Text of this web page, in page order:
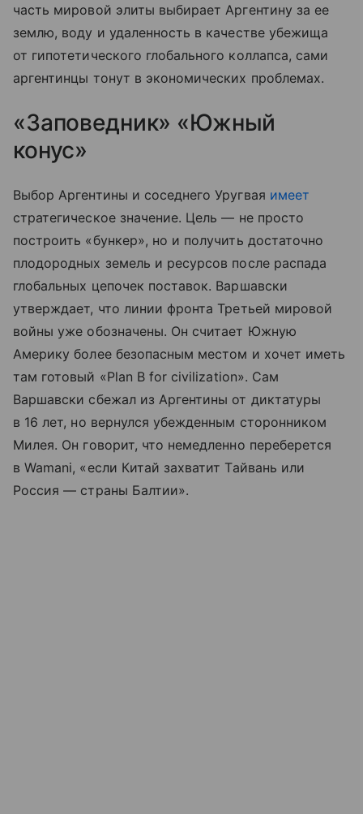
часть мировой элиты выбирает Аргентину за ее
землю, воду и удаленность в качестве убежища
от гипотетического глобального коллапса, сами
аргентинцы тонут в экономических проблемах.
«Заповедник» «Южный
конус»
Выбор Аргентины и соседнего Уругвая имеет
стратегическое значение. Цель — не просто
построить «бункер», но и получить достаточно
плодородных земель и ресурсов после распада
глобальных цепочек поставок. Варшавски
утверждает, что линии фронта Третьей мировой
войны уже обозначены. Он считает Южную
Америку более безопасным местом и хочет иметь
там готовый «Plan B for civilization». Сам
Варшавски сбежал из Аргентины от диктатуры
в 16 лет, но вернулся убежденным сторонником
Милея. Он говорит, что немедленно переберется
в Wamani, «если Китай захватит Тайвань или
Россия — страны Балтии».